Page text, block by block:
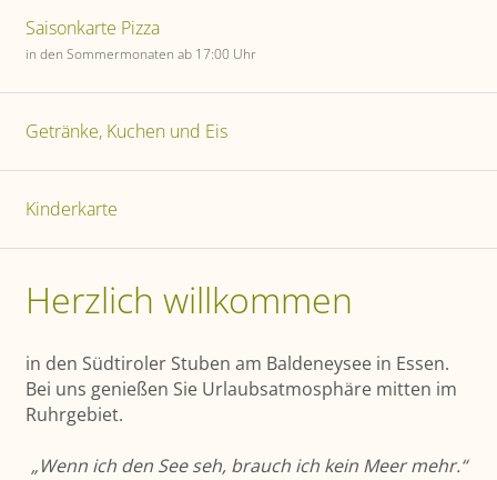
Saisonkarte Pizza
in den Sommermonaten ab 17:00 Uhr
Getränke, Kuchen und Eis
Kinderkarte
Herzlich willkommen
in den Südtiroler Stuben am Baldeneysee in Essen.
Bei uns genießen Sie Urlaubs­atmosphäre mitten im
Ruhrgebiet.
„Wenn ich den See seh, brauch ich kein Meer mehr.“